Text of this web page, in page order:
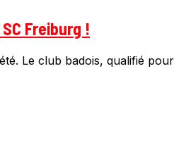
Freiburg !
Le club badois, qualifié